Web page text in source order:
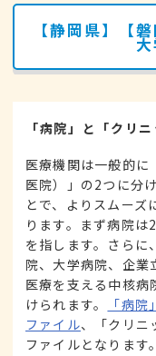
【静岡県】【
「病院」と「クリ
医療機関は一般的に
医院）」の2つに分
とで、よりスムーズ
ります。まず病院
を指します。さらに
院、大学病院、企業
医療を支える中核病
けられます。
「病
ファイル、「クリニ
ファイルとなります。